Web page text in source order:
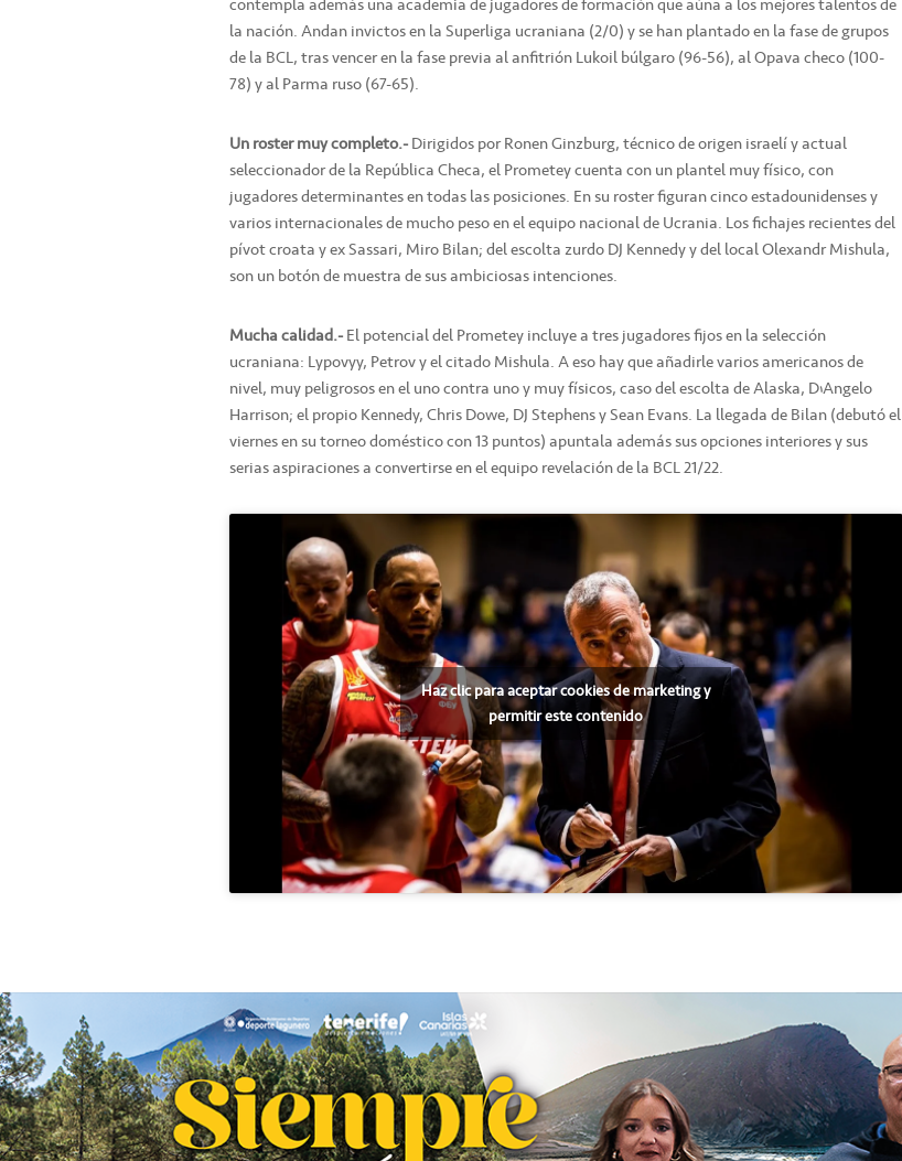
la nación. Andan invictos en la Superliga ucraniana (2/0) y se han plantado en la fase de grupos
de la BCL, tras vencer en la fase previa al anfitrión Lukoil búlgaro (96-56), al Opava checo (100-
78) y al Parma ruso (67-65).
Un roster muy completo.-Dirigidos por Ronen Ginzburg, técnico de origen israelí y actual
seleccionador de la República Checa, el Prometey cuenta con un plantel muy físico, con
jugadores determinantes en todas las posiciones. En su roster figuran cinco estadounidenses y
varios internacionales de mucho peso en el equipo nacional de Ucrania. Los fichajes recientes del
pívot croata y ex Sassari, Miro Bilan; del escolta zurdo DJ Kennedy y del local Olexandr Mishula,
son un botón de muestra de sus ambiciosas intenciones.
Mucha calidad.-El potencial del Prometey incluye a tres jugadores fijos en la selección
ucraniana: Lypovyy, Petrov y el citado Mishula. A eso hay que añadirle varios americanos de
nivel, muy peligrosos en el uno contra uno y muy físicos, caso del escolta de Alaska, D’Angelo
Harrison; el propio Kennedy, Chris Dowe, DJ Stephens y Sean Evans. La llegada de Bilan (debutó el
viernes en su torneo doméstico con 13 puntos) apuntala además sus opciones interiores y sus
serias aspiraciones a convertirse en el equipo revelación de la BCL 21/22.
Haz clic para aceptar cookies de marketing y
permitir este contenido